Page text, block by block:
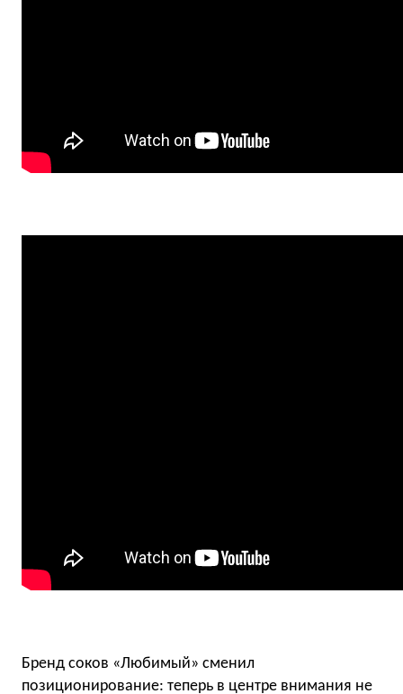
Бренд соков «Любимый» сменил
позиционирование: теперь в центре внимания не